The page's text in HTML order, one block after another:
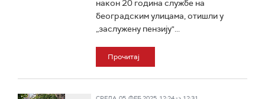
након 20 година службе на
београдским улицама, отишли у
„заслужену пензију"...
Прочитај